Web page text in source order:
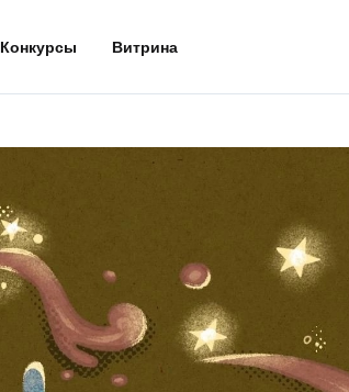
Конкурсы Витрина